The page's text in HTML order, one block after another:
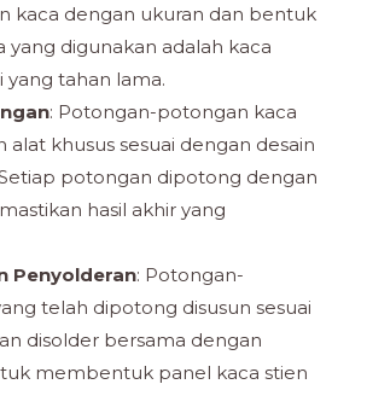
kaca dengan ukuran dan bentuk
yang digunakan adalah kaca
yang tahan lama.
: Potongan-potongan kaca
alat khusus sesuai dengan desain
Setiap potongan dipotong dengan
hasil akhir yang
Penyolderan: Potongan-
telah dipotong disusun sesuai
disolder bersama dengan
membentuk panel kaca stien